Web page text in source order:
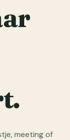
meeting of